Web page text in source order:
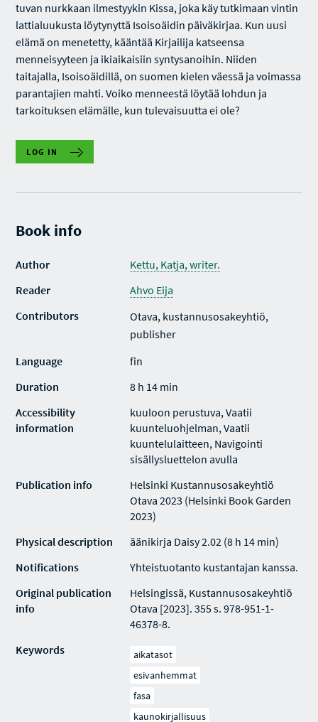
tuvan nurkkaan ilmestyykin Kissa, joka käy tutkimaan vintin
lattialuukusta löytynyttä Isoisoäidin päiväkirjaa. Kun uusi
elämä on menetetty, kääntää Kirjailija katseensa
menneisyyteen ja ikiaikaisiin syntysanoihin. Niiden
taitajalla, Isoisoäidillä, on suomen kielen väessä ja voimassa
parantajien mahti. Voiko menneestä löytää lohdun ja
tarkoituksen elämälle, kun tulevaisuutta ei ole?
LOG IN
Book info
Author
Kettu, Katja, writer.
Reader
Ahvo Eija
Contributors
Otava, kustannusosakeyhtiö,
publisher
Language
fin
Duration
8 h 14 min
Accessibility
information
kuuloon perustuva, Vaatii
kuunteluohjelman, Vaatii
kuuntelulaitteen, Navigointi
sisällysluettelon avulla
Publication info
Helsinki Kustannusosakeyhtiö
Otava 2023 (Helsinki Book Garden
2023)
Physical description
äänikirja Daisy 2.02 (8 h 14 min)
Notifications
Yhteistuotanto kustantajan kanssa.
Original publication
info
Helsingissä, Kustannusosakeyhtiö
Otava [2023]. 355 s. 978-951-1-
46378-8.
Keywords
aikatasot
esivanhemmat
fasa
kaunokirjallisuus